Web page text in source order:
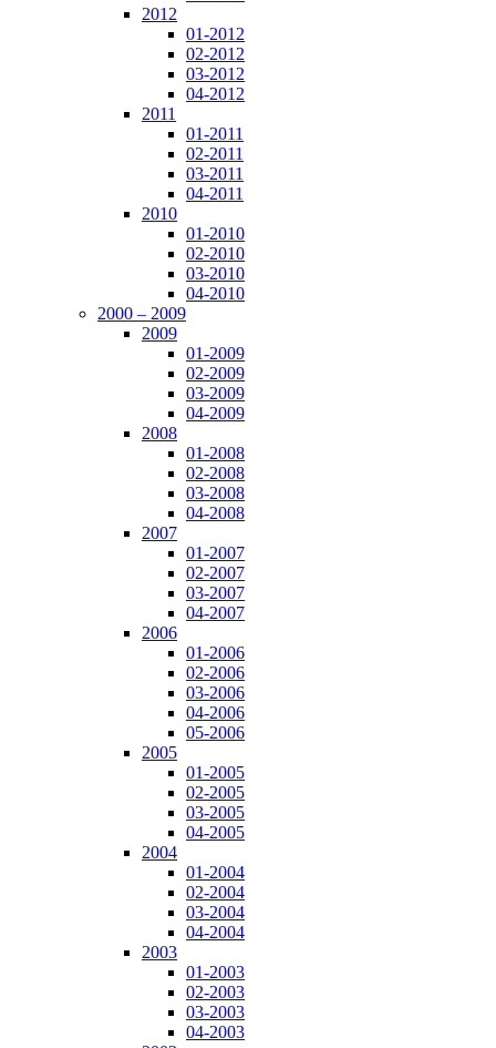
2012
01-2012
02-2012
03-2012
04-2012
2011
01-2011
02-2011
03-2011
04-2011
2010
01-2010
02-2010
03-2010
04-2010
2000 – 2009
2009
01-2009
02-2009
03-2009
04-2009
2008
01-2008
02-2008
03-2008
04-2008
2007
01-2007
02-2007
03-2007
04-2007
2006
01-2006
02-2006
03-2006
04-2006
05-2006
2005
01-2005
02-2005
03-2005
04-2005
2004
01-2004
02-2004
03-2004
04-2004
2003
01-2003
02-2003
03-2003
04-2003